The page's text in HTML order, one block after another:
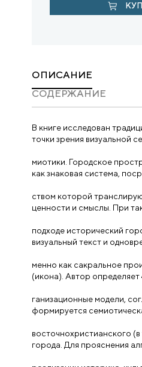
ОПИСАНИЕ
CОДЕРЖАНИЕ
В книге исследован
точки зрения визуальной
миотики. Городское
как знаковая система,
ством которой
ценности и смыслы. При
подходе исторический
визуальный текст и
менно как сакральное
(икона). Автор
ганизационные модели,
формируется
восточнохристианского
города. Для прояснения